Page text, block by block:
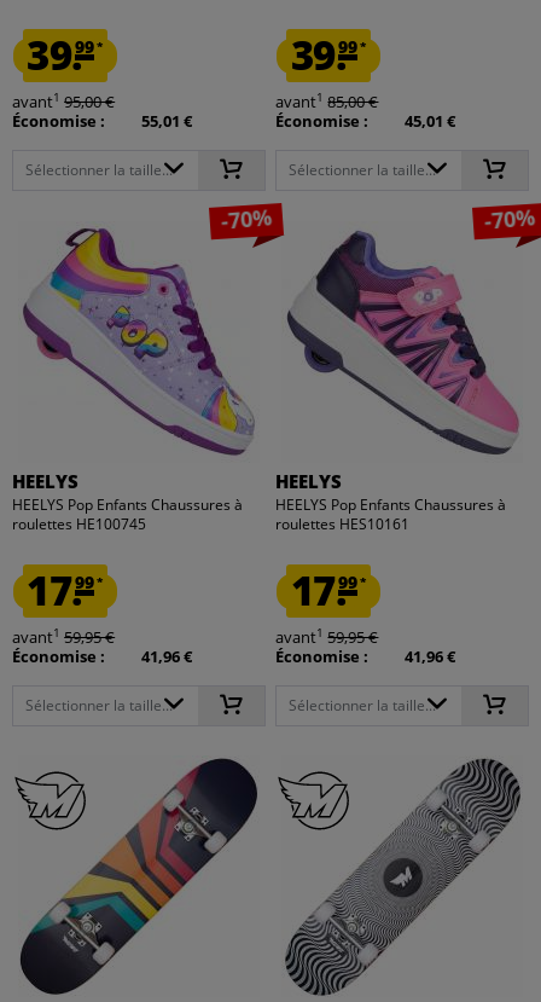
39.99*
avant1 95,00 €
Économise :
55,01 €
Sélectionner la taille...
39.99*
avant1 85,00 €
Économise :
45,01 €
Sélectionner la taille...
-70%
HEELYS
HEELYS Pop Enfants Chaussures à
roulettes HE100745
17.99*
avant1 59,95 €
Économise :
41,96 €
Sélectionner la taille...
-70%
HEELYS
HEELYS Pop Enfants Chaussures à
roulettes HES10161
17.99*
avant1 59,95 €
Économise :
41,96 €
Sélectionner la taille...